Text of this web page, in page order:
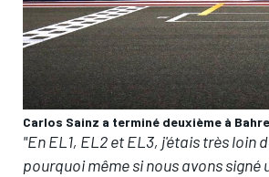
Carlos Sainz a terminé deuxième à
"En EL1, EL2 et EL3, j'étais très loin
pourquoi même si nous avons